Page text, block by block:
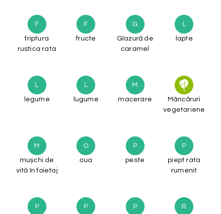
F
friptura
rustica rata
F
fructe
G
Glazură de
caramel
L
lapte
L
legume
L
lugume
M
macerare
Mâncăruri
vegetariene
M
mușchi de
vită în foietaj
O
oua
P
peste
P
piept rata
rumenit
P P P R